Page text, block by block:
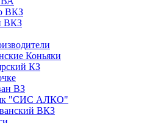
ВКЗ
ВКЗ
Коньяки
КЗ
ВЗ
"СИС АЛКО"
ВКЗ